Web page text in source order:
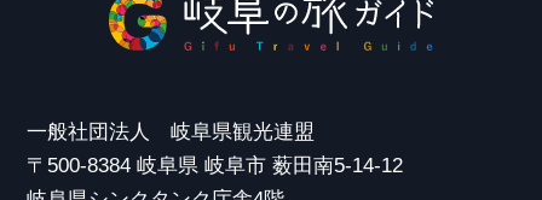
一般社団法人 岐阜県観光連盟
〒500-8384 岐阜県 岐阜市 薮田南5-14-12